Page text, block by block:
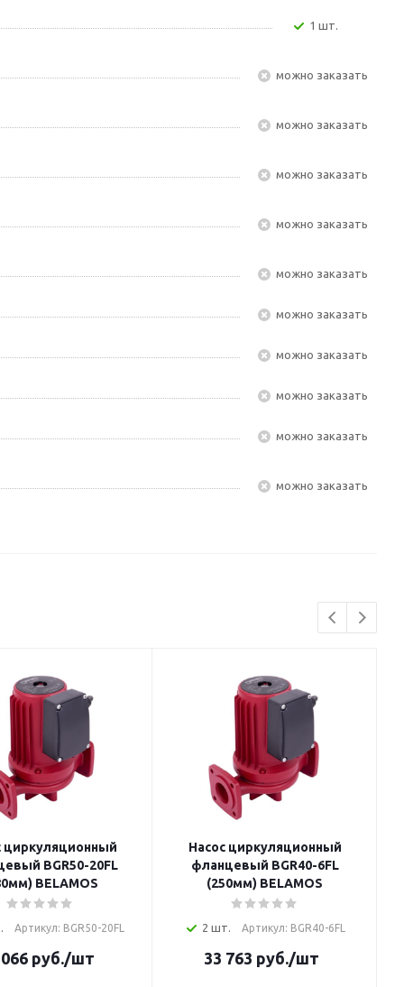
1 шт.
Можно заказать
Можно заказать
Можно заказать
Можно заказать
Можно заказать
Можно заказать
Можно заказать
Можно заказать
Можно заказать
Можно заказать
циркуляционный
BGR50-20FL
BELAMOS
Артикул: BGR50-20FL
руб./шт
Насос циркуляционный
фланцевый BGR40-6FL
(250мм) BELAMOS
2 шт. Артикул: BGR40-6FL
33 763 руб./шт